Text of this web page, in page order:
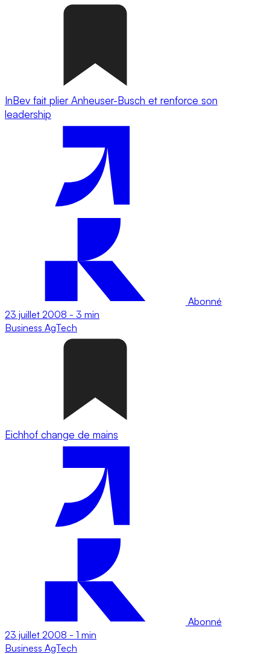
InBev fait plier Anheuser-Busch et renforce son
leadership
Abonné
23 juillet 2008 - 3 min
Business AgTech
Eichhof change de mains
Abonné
23 juillet 2008 - 1 min
Business AgTech